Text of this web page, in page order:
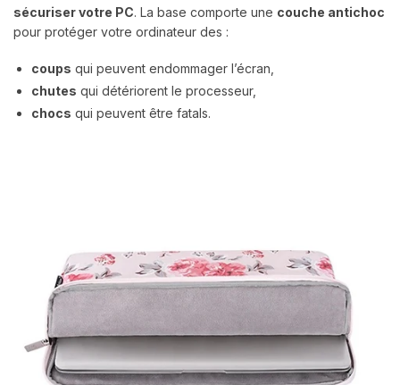
sécuriser votre PC. La base comporte une couche antichoc
pour protéger votre ordinateur des :
coups qui peuvent endommager l’écran,
chutes qui détériorent le processeur,
chocs qui peuvent être fatals.